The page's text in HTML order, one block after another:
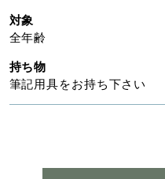
対象
全年齢
持ち物
筆記用具をお持ち下さい